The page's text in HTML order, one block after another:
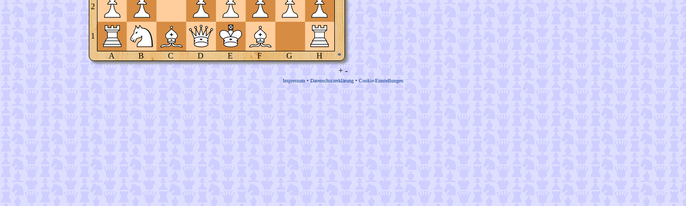
2
1
A B C D E F G H *
+ -
Impressum • Datenschutzerklärung • Cookie-Einstellungen